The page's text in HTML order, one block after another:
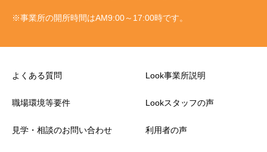
※事業所の開所時間はAM9:00～17:00時です。
よくある質問
職場環境等要件
見学・相談のお問い合わせ
Look事業所説明
Lookスタッフの声
利用者の声